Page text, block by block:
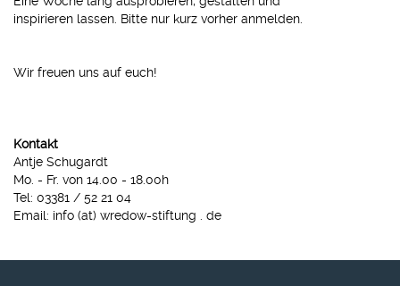
inspirieren lassen. Bitte nur kurz vorher anmelden.
Wir freuen uns auf euch!
Kontakt
Antje Schugardt
Mo. - Fr. von 14.00 - 18.00h
Tel: 03381 / 52 21 04
Email: info (at) wredow-stiftung . de